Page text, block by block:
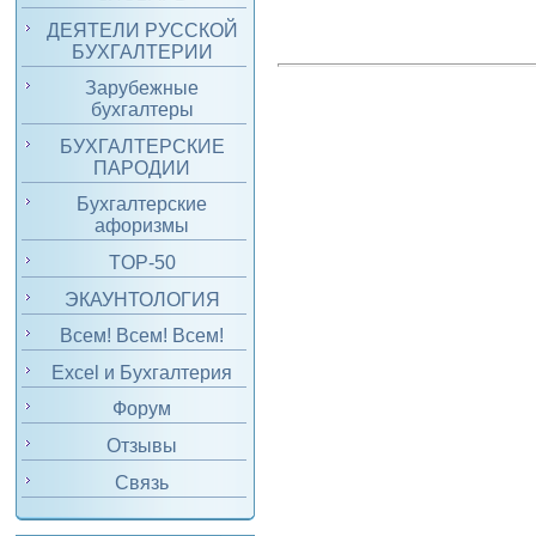
ДЕЯТЕЛИ РУССКОЙ
БУХГАЛТЕРИИ
Зарубежные
бухгалтеры
БУХГАЛТЕРСКИЕ
ПАРОДИИ
Бухгалтерские
афоризмы
TOP-50
ЭКАУНТОЛОГИЯ
Всем! Всем! Всем!
Excel и Бухгалтерия
Форум
Отзывы
Связь